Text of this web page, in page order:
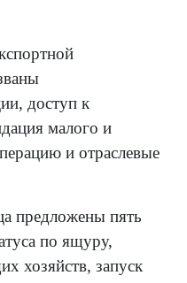
доступ к
малого и
и отраслевые
предложены пять
по ящуру,
хозяйств, запуск